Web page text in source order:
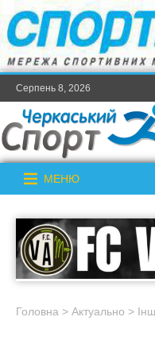
Серпень 8, 2026
МЕНЮ
Головна > Актуально >